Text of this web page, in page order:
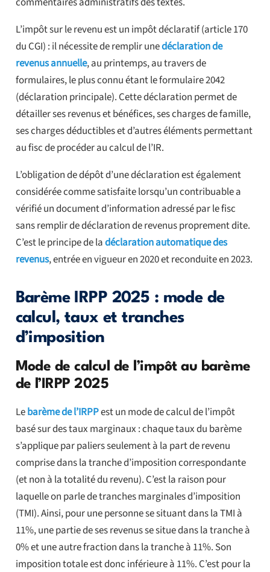
L’impôt sur le revenu est un impôt déclaratif (article 170
du CGI) : il nécessite de remplir unedéclaration de
revenus annuelle, au printemps, au travers de
formulaires, le plus connu étant le formulaire 2042
(déclaration principale). Cette déclaration permet de
détailler ses revenus et bénéfices, ses charges de famille,
ses charges déductibles et d’autres éléments permettant
au fisc de procéder au calcul de l’IR.
L’obligation de dépôt d’une déclaration est également
considérée comme satisfaite lorsqu’un contribuable a
vérifié un document d’information adressé par le fisc
sans remplir de déclaration de revenus proprement dite.
C’est le principe de ladéclaration automatique des
revenus, entrée en vigueur en 2020 et reconduite en 2023.
Barème IRPP 2025 : mode de
calcul, taux et tranches
d’imposition
Mode de calcul de l’impôt au barème
de l’IRPP 2025
Lebarème de l’IRPPest un mode de calcul de l’impôt
basé sur des taux marginaux : chaque taux du barème
s’applique par paliers seulement à la part de revenu
comprise dans la tranche d’imposition correspondante
(et non à la totalité du revenu). C’est la raison pour
laquelle on parle de tranches marginales d’imposition
(TMI). Ainsi, pour une personne se situant dans la TMI à
11%, une partie de ses revenus se situe dans la tranche à
0% et une autre fraction dans la tranche à 11%. Son
imposition totale est donc inférieure à 11%. C’est pour la